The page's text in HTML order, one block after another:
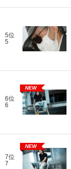
5位
5
6位
6
NEW
7位
7
NEW